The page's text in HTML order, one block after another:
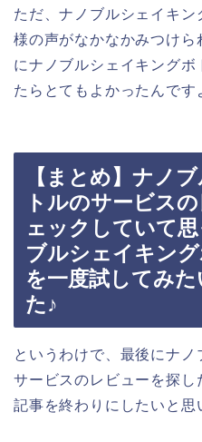
ただ、ナノブルシェイキ
様の声がなかなかみつけら
にナノブルシェイキング
たらとてもよかったんです
【まとめ】ナノ
トルのサービス
ェックしていて
ブルシェイキン
を一度試してみ
た♪
というわけで、最後にナ
サービスのレビューを探し
記事を終わりにしたいと思